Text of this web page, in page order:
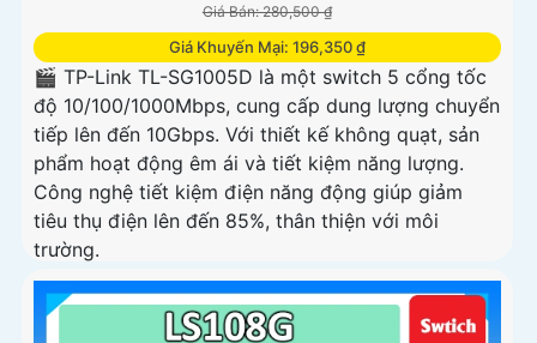
Giá Bán: 280,500 ₫
Giá Khuyến Mại: 196,350 ₫
🎬 TP-Link TL-SG1005D là một switch 5 cổng tốc
độ 10/100/1000Mbps, cung cấp dung lượng chuyển
tiếp lên đến 10Gbps. Với thiết kế không quạt, sản
phẩm hoạt động êm ái và tiết kiệm năng lượng.
Công nghệ tiết kiệm điện năng động giúp giảm
tiêu thụ điện lên đến 85%, thân thiện với môi
trường.